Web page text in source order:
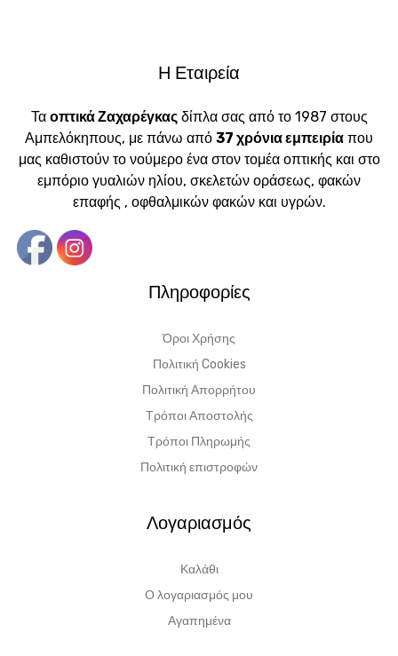
Η Εταιρεία
Τα οπτικά Ζαχαρέγκαςδίπλα σας από το 1987 στους
Αμπελόκηπους, με πάνω από 37 χρόνια εμπειρία που
μας καθιστούν το νούμερο ένα στον τομέα οπτικής και στο
εμπόριο γυαλιών ηλίου, σκελετών οράσεως, φακών
επαφής , οφθαλμικών φακών και υγρών.
Πληροφορίες
Όροι Χρήσης
Πολιτική Cookies
Πολιτική Απορρήτου
Τρόποι Αποστολής
Τρόποι Πληρωμής
Πολιτική επιστροφών
Λογαριασμός
Καλάθι
Ο λογαριασμός μου
Αγαπημένα